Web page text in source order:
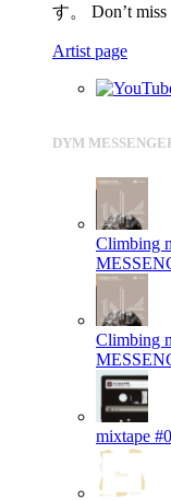
す。 Don’t miss
Artist page
DYM
Climbing
Climbing
mixtape